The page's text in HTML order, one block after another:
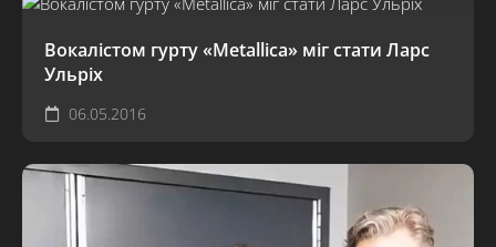
Вокалістом гурту «Metallica» міг стати Ларс
Ульріх
06.05.2016